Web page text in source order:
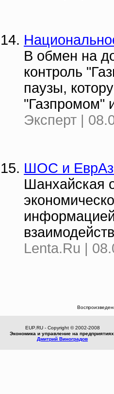
В обмен на
контроль
паузы,
"Газпромом"
Эксперт |
ШОС и
Шанхайская
информацией
Lenta.Ru |
EUP.RU - Copyright © 2002-2008
Экономика и управление на предприятиях,
Дмитрий Виноградов